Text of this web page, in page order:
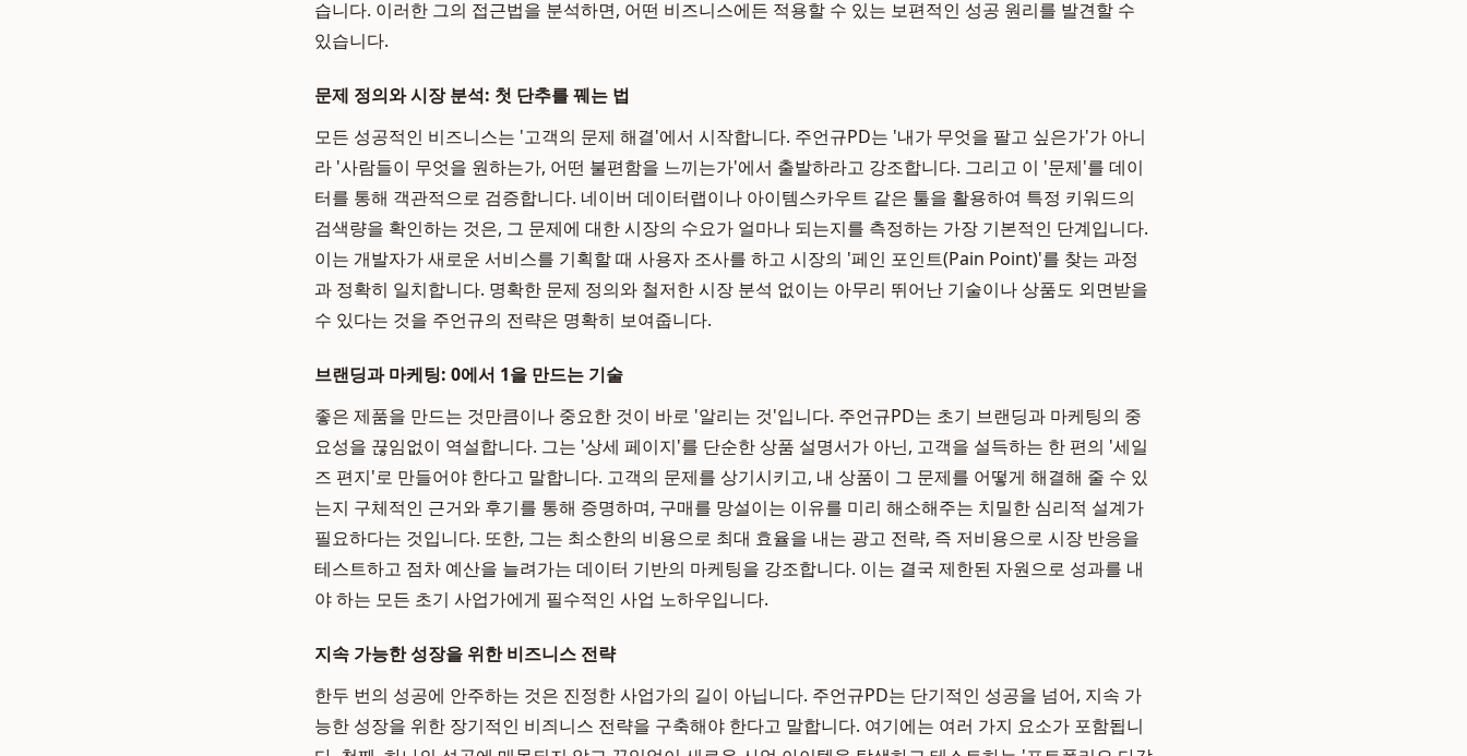
습니다. 이러한 그의 접근법을 분석하면, 어떤 비즈니스에든 적용할 수 있는 보편적인 성공 원리를 발견할 수
있습니다.
문제 정의와 시장 분석: 첫 단추를 꿰는 법
모든 성공적인 비즈니스는 '고객의 문제 해결'에서 시작합니다. 주언규PD는 '내가 무엇을 팔고 싶은가'가 아니
라 '사람들이 무엇을 원하는가, 어떤 불편함을 느끼는가'에서 출발하라고 강조합니다. 그리고 이 '문제'를 데이
터를 통해 객관적으로 검증합니다. 네이버 데이터랩이나 아이템스카우트 같은 툴을 활용하여 특정 키워드의
검색량을 확인하는 것은, 그 문제에 대한 시장의 수요가 얼마나 되는지를 측정하는 가장 기본적인 단계입니다.
이는 개발자가 새로운 서비스를 기획할 때 사용자 조사를 하고 시장의 '페인 포인트(Pain Point)'를 찾는 과정
과 정확히 일치합니다. 명확한 문제 정의와 철저한 시장 분석 없이는 아무리 뛰어난 기술이나 상품도 외면받을
수 있다는 것을 주언규의 전략은 명확히 보여줍니다.
브랜딩과 마케팅: 0에서 1을 만드는 기술
좋은 제품을 만드는 것만큼이나 중요한 것이 바로 '알리는 것'입니다. 주언규PD는 초기 브랜딩과 마케팅의 중
요성을 끊임없이 역설합니다. 그는 '상세 페이지'를 단순한 상품 설명서가 아닌, 고객을 설득하는 한 편의 '세일
즈 편지'로 만들어야 한다고 말합니다. 고객의 문제를 상기시키고, 내 상품이 그 문제를 어떻게 해결해 줄 수 있
는지 구체적인 근거와 후기를 통해 증명하며, 구매를 망설이는 이유를 미리 해소해주는 치밀한 심리적 설계가
필요하다는 것입니다. 또한, 그는 최소한의 비용으로 최대 효율을 내는 광고 전략, 즉 저비용으로 시장 반응을
테스트하고 점차 예산을 늘려가는 데이터 기반의 마케팅을 강조합니다. 이는 결국 제한된 자원으로 성과를 내
야 하는 모든 초기 사업가에게 필수적인 사업 노하우입니다.
지속 가능한 성장을 위한 비즈니스 전략
한두 번의 성공에 안주하는 것은 진정한 사업가의 길이 아닙니다. 주언규PD는 단기적인 성공을 넘어, 지속 가
능한 성장을 위한 장기적인 비즤니스 전략을 구축해야 한다고 말합니다. 여기에는 여러 가지 요소가 포함됩니